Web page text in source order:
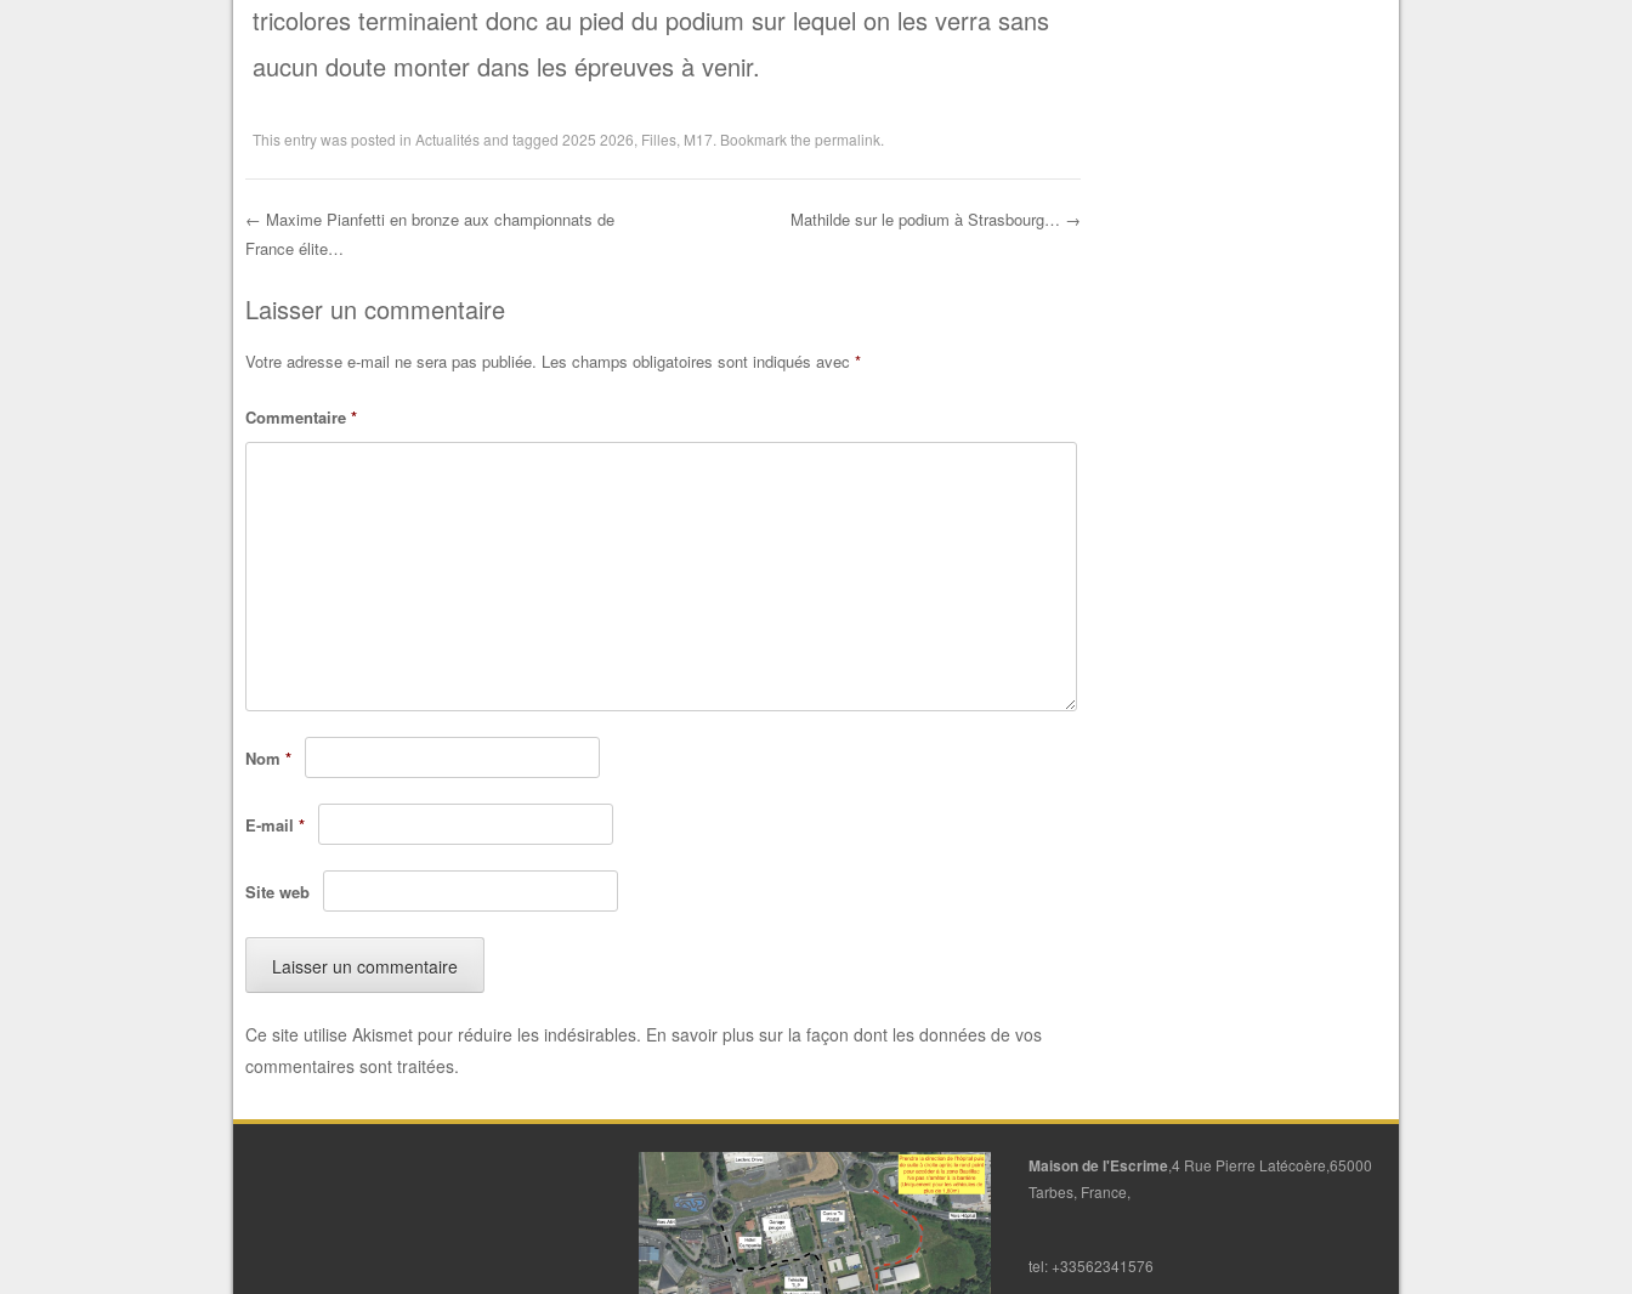
tricolores terminaient donc au pied du podium sur lequel on les verra sans
aucun doute monter dans les épreuves à venir.
This entry was posted in Actualitésand tagged 2025 2026 Filles, M17. Bookmark the permalink
Post navigation
← Maxime Pianfetti en bronze aux championnats de
France élite…
Mathilde sur le podium à Strasbourg… →
Laisser un commentaire
Votre adresse e-mail ne sera pas publiée. Les champs obligatoires sont indiqués avec *
Commentaire *
Nom *
E-mail *
Site web
Ce site utilise Akismet pour réduire les indésirables. En savoir plus sur la façon dont les données de vos
commentaires sont traitées.
Maison de l'Escrime,4 Rue Pierre Latécoère,65000
Tarbes, France,
tel: +33562341576